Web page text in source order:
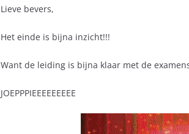
Lieve bevers,
Het einde is bijna inzicht!!!
Want de leiding is bijna klaar met de
JOEPPPIEEEEEEEEE